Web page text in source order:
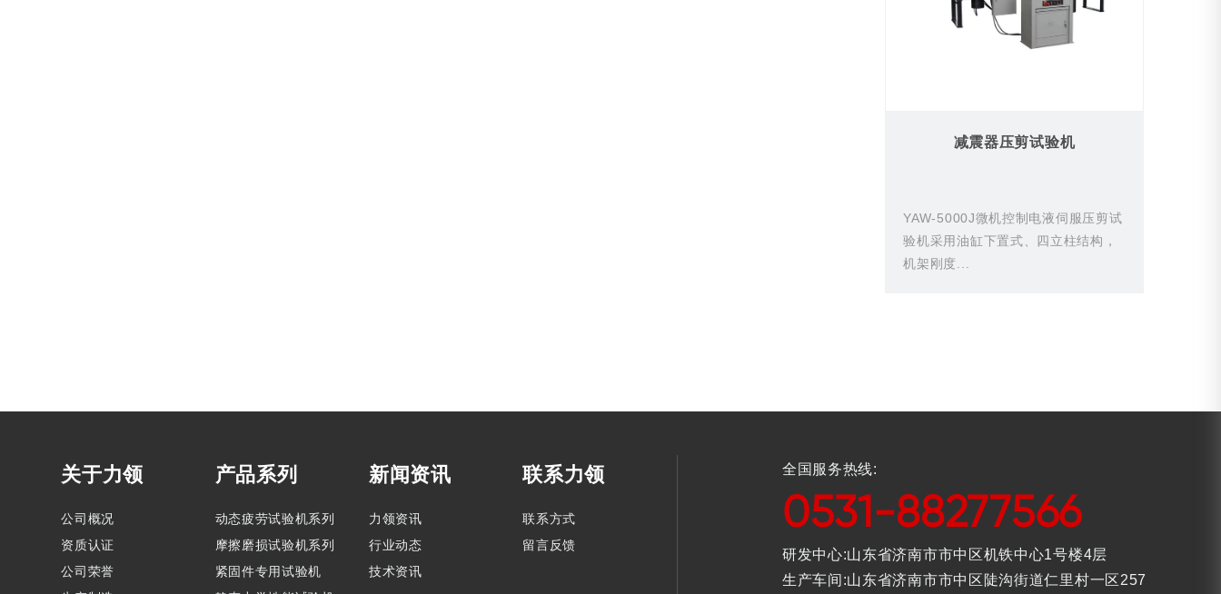
减震器压剪试验机
YAW-5000J微机控制电液伺服压剪试
验机采用油缸下置式、四立柱结构，
机架刚度...
关于力领
公司概况
资质认证
公司荣誉
产品系列
动态疲劳试验机系列
摩擦磨损试验机系列
紧固件专用试验机
新闻资讯
力领资讯
行业动态
技术资讯
联系力领
联系方式
留言反馈
全国服务热线:
0531-88277566
研发中心:山东省济南市市中区机铁中心1号楼4层
生产车间:山东省济南市市中区陡沟街道仁里村一区257